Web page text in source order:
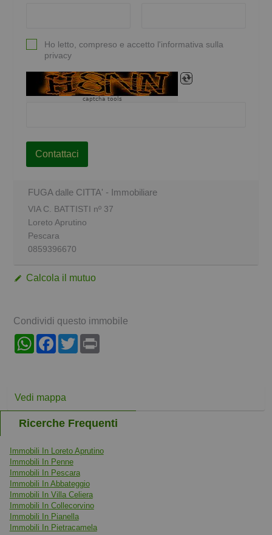
Ho letto, compreso e accetto l'informativa sulla
privacy
captcha tools
Contattaci
FUGA dalle CITTA' - Immobiliare
VIA C. BATTISTI nº 37
Loreto Aprutino
Pescara
0859396670
Calcola il mutuo
Condividi questo immobile
WhatsAppFacebook
Twitter
Vedi mappa
Ricerche Frequenti
Immobili In Loreto Aprutino
Immobili In Penne
Immobili In Pescara
Immobili In Abbateggio
Immobili In Villa Celiera
Immobili In Collecorvino
Immobili In Pianella
Immobili In Pietracamela